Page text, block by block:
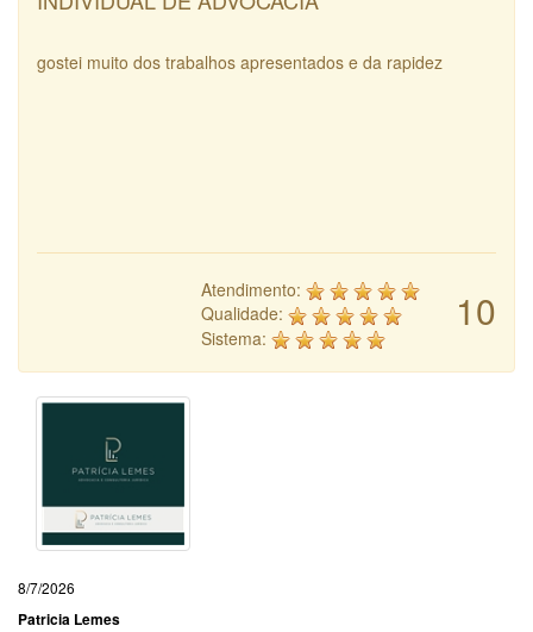
gostei muito dos trabalhos apresentados e da rapidez
10
Atendimento:
Qualidade:
Sistema:
8/7/2026
Patricia Lemes